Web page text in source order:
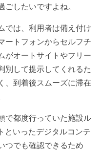
したいですよね。
では、利用者は備え付け
ートフォンからセルフチ
がオートサイトやフリー
別して提示してくれるた
、到着後スムーズに滞在
で都度行っていた施設ル
といったデジタルコンテ
つでも確認できるため